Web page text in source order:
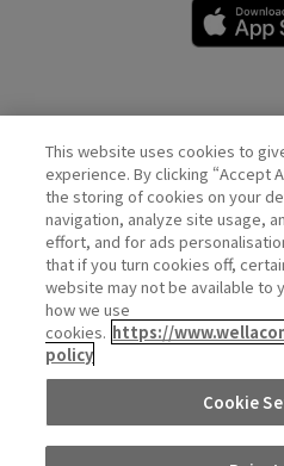
Wella
PRIVACY
COOKIE
DO
This website uses cookies to
experience. By clicking “Accept
the storing of cookies on your
navigation, analyze site usage,
effort, and for ads
that if you turn cookies off,
website may not be available to
how we use
cookies. https://
policy
Cookie